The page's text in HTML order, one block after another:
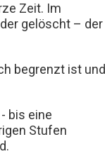
Zeit. Im
gelöscht – der
begrenzt ist und
bis eine
Stufen